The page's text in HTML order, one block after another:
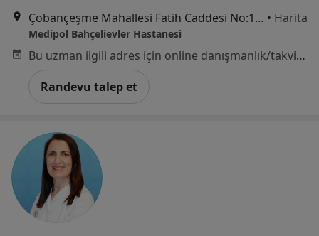
Çobançeşme Mahallesi Fatih Caddesi No:1/8, Bahçelievler • Harita
Medipol Bahçelievler Hastanesi
Bu uzman ilgili adres için online danışmanlık/takvim sunmuyor.
Randevu talep et